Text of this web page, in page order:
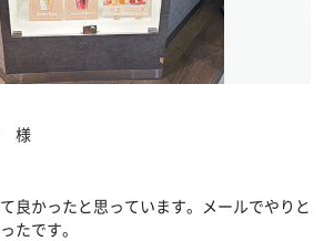
様
良かったと思っています。メールでやりと
たです。